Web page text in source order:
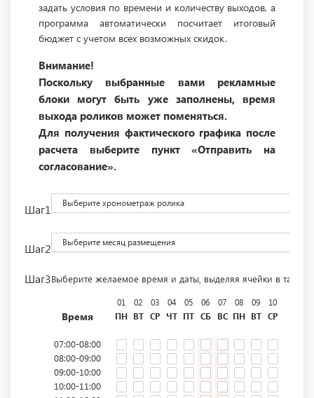
задать условия по времени и количеству выходов, а
программа автоматически посчитает итоговый
бюджет с учетом всех возможных скидок.
Внимание!
Поскольку выбранные вами рекламные
блоки могут быть уже заполнены, время
выхода роликов может поменяться.
Для получения фактического графика после
расчета выберите пункт «Отправить на
согласование».
Шаг1 Выберите хронометраж ролика
Шаг2 Выберите месяц размещения
Шаг3Выберите желаемое время и даты, выделяя ячейки в
Время
01
ПН
02
ВТ
03
СР
04
ЧТ
05
ПТ
06
СБ
07
ВС
08
ПН
09
ВТ
10
СР
07:00-08:00
08:00-09:00
09:00-10:00
10:00-11:00